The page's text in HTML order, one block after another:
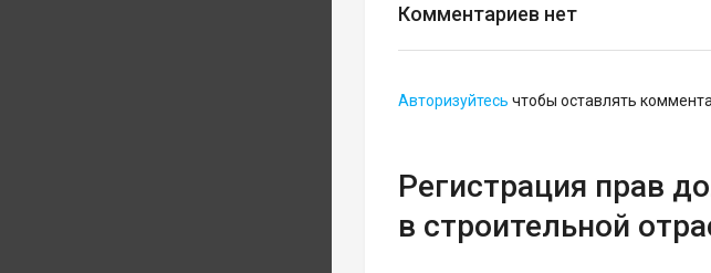
Комментариев нет
Авторизуйтесь чтобы оставлять
Регистрация прав
в строительной